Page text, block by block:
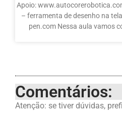
Apoio:
– ferramenta de desenho na
pen.com Nessa aula vamos
Comentários:
Atenção: se tiver dúvidas,